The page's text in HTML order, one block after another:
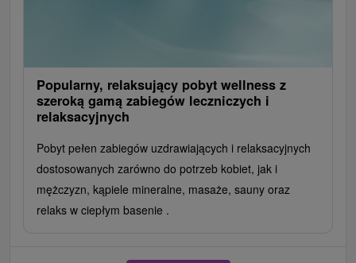
Popularny, relaksujący pobyt wellness z
szeroką gamą zabiegów leczniczych i
relaksacyjnych
Pobyt pełen zabiegów uzdrawiających i relaksacyjnych
dostosowanych zarówno do potrzeb kobiet, jak i
mężczyzn, kąpiele mineralne, masaże, sauny oraz
relaks w ciepłym basenie .